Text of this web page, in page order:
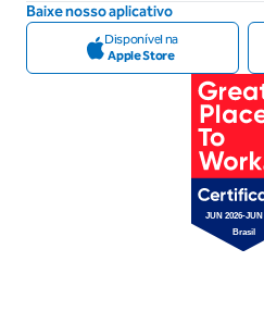
Baixe nosso aplicativo
Disponível na
Apple Store